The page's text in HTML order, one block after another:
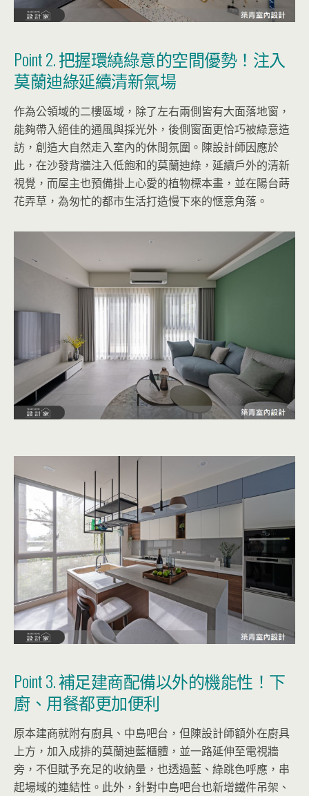
Point 2. 把握環繞綠意的空間優勢！注入
莫蘭迪綠延續清新氣場
作為公領域的二樓區域，除了左右兩側皆有大面落地窗，
能夠帶入絕佳的通風與採光外，後側窗面更恰巧被綠意造
訪，創造大自然走入室內的休閒氛圍。陳設計師因應於
此，在沙發背牆注入低飽和的莫蘭迪綠，延續戶外的清新
視覺，而屋主也預備掛上心愛的植物標本畫，並在陽台蒔
花弄草，為匆忙的都市生活打造慢下來的愜意角落。
Point 3. 補足建商配備以外的機能性！下
廚、用餐都更加便利
原本建商就附有廚具、中島吧台，但陳設計師額外在廚具
上方，加入成排的莫蘭迪藍櫃體，並一路延伸至電視牆
旁，不但賦予充足的收納量，也透過藍、綠跳色呼應，串
起場域的連結性。此外，針對中島吧台也新增鐵件吊架、